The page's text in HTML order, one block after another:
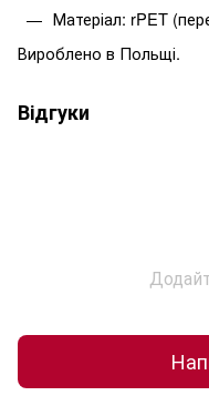
Матеріал: rPET
Вироблено в Польщі.
Відгуки